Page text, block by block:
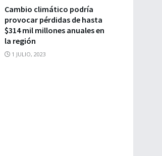
Cambio climático podría
provocar pérdidas de hasta
$314 mil millones anuales en
la región
1 JULIO, 2023